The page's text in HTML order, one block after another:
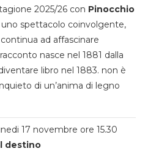
2025/26 con Pinocchio
uno spettacolo coinvolgente,
ad affascinare
nasce nel 1881 dalla
libro nel 1883. non è
di un’anima di legno
17 novembre ore 15.30
destino